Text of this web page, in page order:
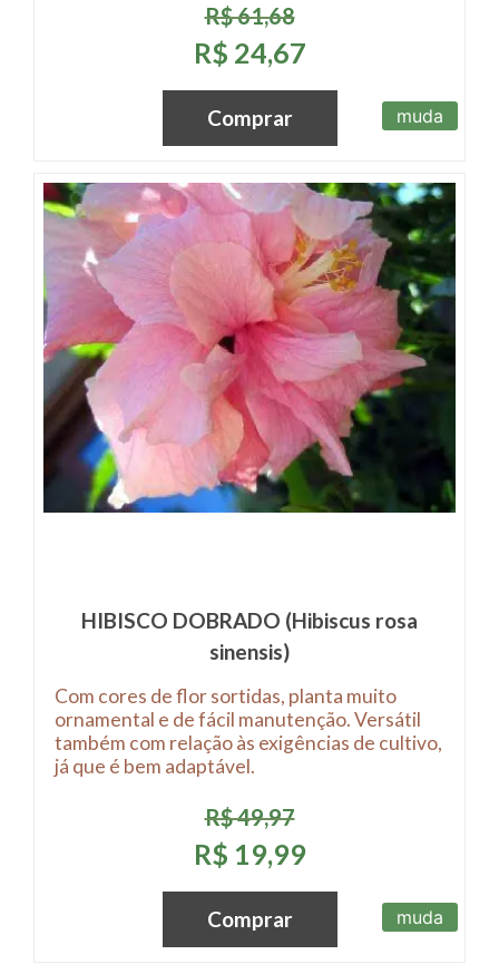
R$ 61,68
R$ 24,67
Comprar muda
HIBISCO DOBRADO (Hibiscus rosa
sinensis)
Com cores de flor sortidas, planta muito
ornamental e de fácil manutenção. Versátil
também com relação às exigências de cultivo,
já que é bem adaptável.
R$ 49,97
R$ 19,99
Comprar muda